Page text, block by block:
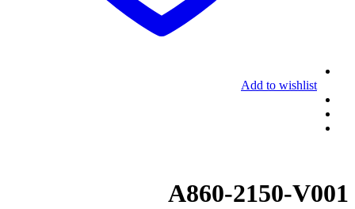
Add to wishlist
A860-2150-V001